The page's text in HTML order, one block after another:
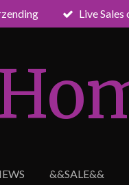
Live
&&SALE&&